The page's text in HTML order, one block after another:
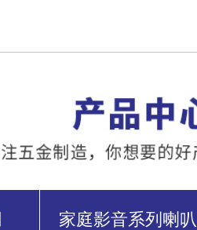
家庭影音系列喇